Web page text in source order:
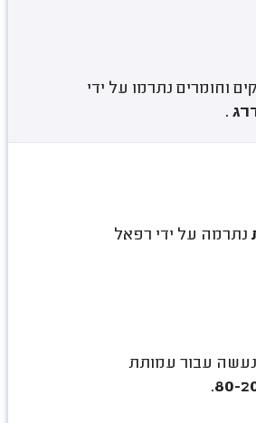
וחומרים נתרמו על ידי
.
נתרמה על ידי רפאל
נעשה עבור עמותת
.